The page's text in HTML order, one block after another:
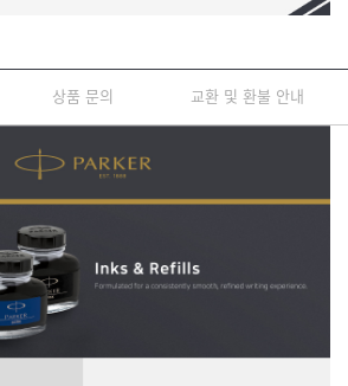
상품 문의 교환 및 환불 안내